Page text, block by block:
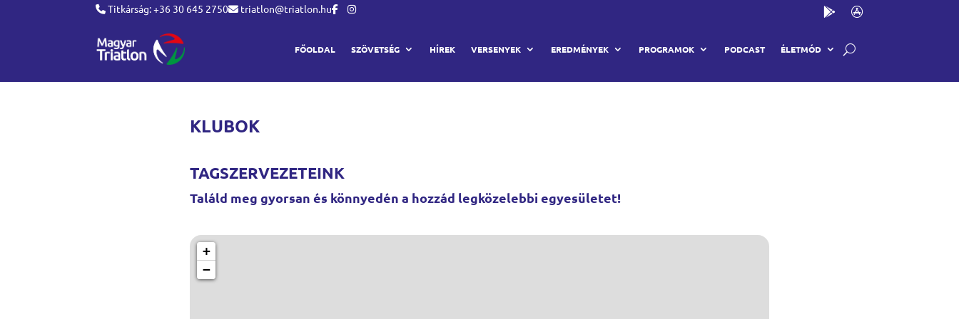
Titkárság: +36 30 645 2750 triatlon@triatlon.hu
FŐOLDAL SZÖVETSÉG HÍREK VERSENYEK EREDMÉNYEK PROGRAMOK PODCAST ÉLETMÓD
KLUBOK
TAGSZERVEZETEINK
Találd meg gyorsan és könnyedén a hozzád legközelebbi egyesületet!
+
−